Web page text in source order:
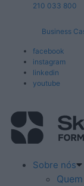
210 033 800
Business
facebook
instagram
linkedin
youtube
Sobre nós